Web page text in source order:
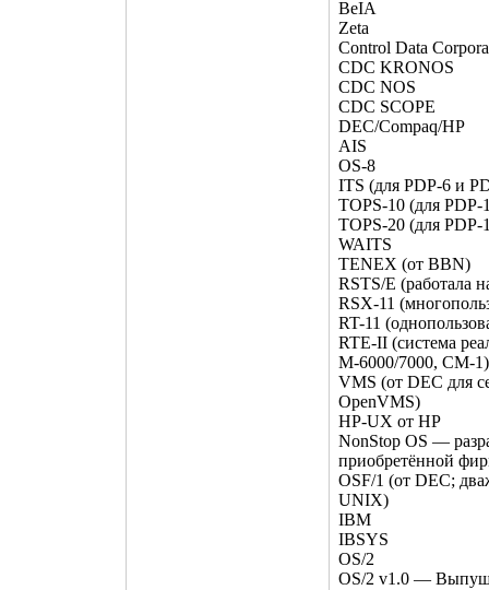
BeIA
Zeta
Control Data
CDC KRONOS
CDC NOS
CDC SCOPE
DEC/Compaq/HP
AIS
OS-8
ITS (для PDP-6 и
TOPS-10 (для PDP-
TOPS-20 (для PDP-
WAITS
TENEX (от BBN)
RSTS/E (работала
RSX-11
RT-11
RTE-II (система
М-6000/7000, СМ-1)
VMS (от DEC для
OpenVMS)
HP-UX от HP
NonStop OS —
приобретённой
OSF/1 (от DEC;
UNIX)
IBM
IBSYS
OS/2
OS/2 v1.0 —